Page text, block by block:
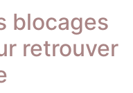
blocages
retrouver